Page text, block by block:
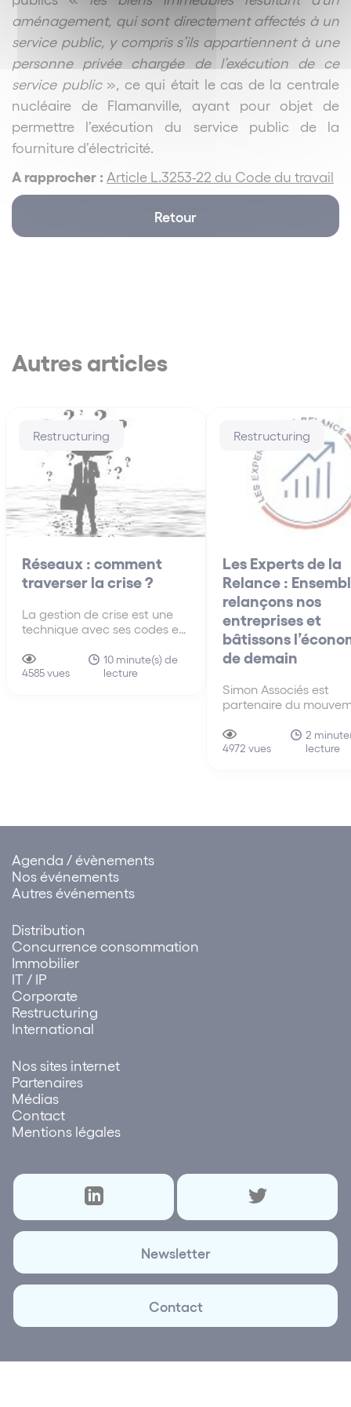
aménagement, qui sont directement affectés à un
service public, y compris s’ils appartiennent à une
personne privée chargée de l’exécution de ce
service public», ce qui était le cas de la centrale
nucléaire de Flamanville, ayant pour objet de
permettre l’exécution du service public de la
fourniture d’électricité.
A rapprocher : Article L.3253-22 du Code du travail
Retour
Autres articles
Restructuring
Réseaux : comment
traverser la crise ?
La gestion de crise est une
technique avec ses codes et
propose une grille de lecture
synthétique des questions
4585 vues
10 minute(s) de
lecture
Restructuring
Les Experts de la
Relance :
relançons nos
entreprises et
bâtissons
de demain
Simon Associés est
partenaire du
une initiative des
d’affaires Arjil &
4972 vues
2
lecture
Agenda / évènements
Nos événements
Autres événements
Distribution
Concurrence consommation
Immobilier
IT / IP
Corporate
Restructuring
International
Nos sites internet
Partenaires
Médias
Contact
Mentions légales
Newsletter
Contact